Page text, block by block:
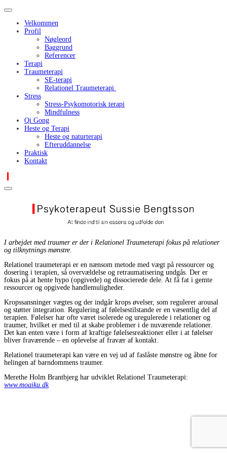
Velkommen
Profil
Nøgleord
Baggrund
Referencer
Terapi
Traumeterapi
SE-terapi
Relationel Traumeterapi
Stress
Stress-Psykomotorisk terapi
Mindfulness
Qi Gong
Heste og Terapi
Heste og naturterapi
Efteruddannelse
Praktisk
Kontakt
I arbejdet med traumer er der i Relationel Traumeterapi fokus på relationer
og tilknytnings mønstre.
Relationel traumeterapi er en nænsom metode med vægt på ressourcer og
dosering i terapien, så overvældelse og retraumatisering undgås. Der er
fokus på at hente hypo (opgivede) og dissocierede dele. At få fat i gemte
ressourcer og opgivede handlemuligheder.
Kropssansninger vægtes og der indgår krops øvelser, som regulerer arousal
og støtter integration. Regulering af følelsestilstande er en væsentlig del af
terapien. Følelser har ofte været isolerede og uregulerede i relationer og
traumer, hvilket er med til at skabe problemer i de nuværende relationer.
Det kan enten være i form af kraftige følelsesreaktioner eller i at følelser
bliver fraværende – en oplevelse af fravær af kontakt.
Relationel traumeterapi kan være en vej ud af faslåste mønstre og åbne for
helingen af barndommens traumer.
Merethe Holm Brantbjerg har udviklet Relationel Traumeterapi:
www.moaiku.dk